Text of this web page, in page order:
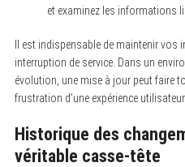
et examinez les informations
Il est indispensable de maintenir
interruption de service. Dans un
évolution, une mise à jour peut faire
frustration d’une expérience utilisateur.
Historique des
véritable casse-tête